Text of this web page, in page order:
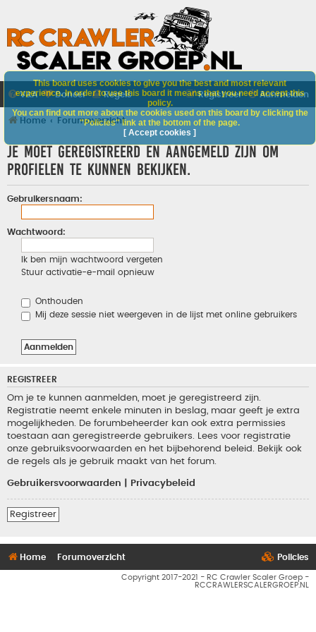
V&A Doneer Regels Aanmelden
Registreer
Home Forumoverzicht
Je moet geregistreerd en aangemeld zijn om
profielen te kunnen bekijken.
Gebruikersnaam:
Wachtwoord:
Ik ben mijn wachtwoord vergeten
Stuur activatie-e-mail opnieuw
Onthouden
Mij deze sessie niet weergeven in de lijst met online gebruikers
REGISTREER
Om je te kunnen aanmelden, moet je geregistreerd zijn.
Registratie neemt enkele minuten in beslag, maar geeft je extra
mogelijkheden. De forumbeheerder kan ook extra permissies
toestaan aan geregistreerde gebruikers. Lees voor registratie
onze gebruiksvoorwaarden en het bijbehorend beleid. Bekijk ook
de regels als je gebruik maakt van het forum.
Gebruikersvoorwaarden Privacybeleid
Registreer
This board uses cookies to give you the best and most relevant
experience. In order to use this board it means that you need accept this
policy.
You can find out more about the cookies used on this board by clicking the
"Policies" link at the bottom of the page.
[ Accept cookies ]
Home Forumoverzicht Policies
Copyright 2017-2021 - RC Crawler Scaler Groep -
RCCRAWLERSCALERGROEP.NL